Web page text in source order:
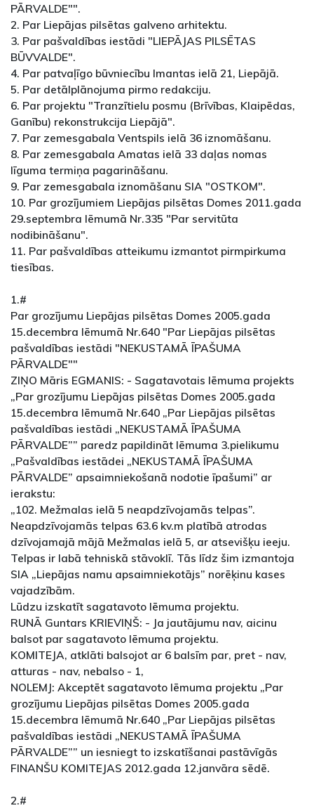
PĀRVALDE"".
2. Par Liepājas pilsētas galveno arhitektu.
3. Par pašvaldības iestādi "LIEPĀJAS PILSĒTAS
BŪVVALDE".
4. Par patvaļīgo būvniecību Imantas ielā 21, Liepājā.
5. Par detālplānojuma pirmo redakciju.
6. Par projektu "Tranzītielu posmu (Brīvības, Klaipēdas,
Ganību) rekonstrukcija Liepājā".
7. Par zemesgabala Ventspils ielā 36 iznomāšanu.
8. Par zemesgabala Amatas ielā 33 daļas nomas
līguma termiņa pagarināšanu.
9. Par zemesgabala iznomāšanu SIA "OSTKOM".
10. Par grozījumiem Liepājas pilsētas Domes 2011.gada
29.septembra lēmumā Nr.335 "Par servitūta
nodibināšanu".
11. Par pašvaldības atteikumu izmantot pirmpirkuma
tiesības.
1.#
Par grozījumu Liepājas pilsētas Domes 2005.gada
15.decembra lēmumā Nr.640 "Par Liepājas pilsētas
pašvaldības iestādi "NEKUSTAMĀ ĪPAŠUMA
PĀRVALDE""
ZIŅO Māris EGMANIS: - Sagatavotais lēmuma projekts
„Par grozījumu Liepājas pilsētas Domes 2005.gada
15.decembra lēmumā Nr.640 „Par Liepājas pilsētas
pašvaldības iestādi „NEKUSTAMĀ ĪPAŠUMA
PĀRVALDE”” paredz papildināt lēmuma 3.pielikumu
„Pašvaldības iestādei „NEKUSTAMĀ ĪPAŠUMA
PĀRVALDE” apsaimniekošanā nodotie īpašumi” ar
ierakstu:
„102. Mežmalas ielā 5 neapdzīvojamās telpas”.
Neapdzīvojamās telpas 63.6 kv.m platībā atrodas
dzīvojamajā mājā Mežmalas ielā 5, ar atsevišķu ieeju.
Telpas ir labā tehniskā stāvoklī. Tās līdz šim izmantoja
SIA „Liepājas namu apsaimniekotājs” norēķinu kases
vajadzībām.
Lūdzu izskatīt sagatavoto lēmuma projektu.
RUNĀ Guntars KRIEVIŅŠ: - Ja jautājumu nav, aicinu
balsot par sagatavoto lēmuma projektu.
KOMITEJA, atklāti balsojot ar 6 balsīm par, pret - nav,
atturas - nav, nebalso - 1,
NOLEMJ: Akceptēt sagatavoto lēmuma projektu „Par
grozījumu Liepājas pilsētas Domes 2005.gada
15.decembra lēmumā Nr.640 „Par Liepājas pilsētas
pašvaldības iestādi „NEKUSTAMĀ ĪPAŠUMA
PĀRVALDE”” un iesniegt to izskatīšanai pastāvīgās
FINANŠU KOMITEJAS 2012.gada 12.janvāra sēdē.
2.#